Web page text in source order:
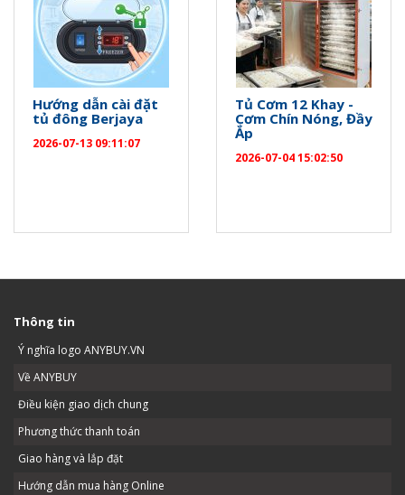
Hướng dẫn cài đặt
tủ đông Berjaya
2026-07-13 09:11:07
Tủ Cơm 12 Khay -
Cơm Chín Nóng, Đầy
Ắp
2026-07-04 15:02:50
Thông tin
Ý nghĩa logo ANYBUY.VN
Về ANYBUY
Điều kiện giao dịch chung
Phương thức thanh toán
Giao hàng và lắp đặt
Hướng dẫn mua hàng Online